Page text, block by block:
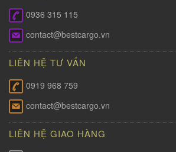
0936 315 115
contact@bestcargo.vn
LIÊN HỆ TƯ VẤN
0919 968 759
contact@bestcargo.vn
LIÊN HỆ GIAO HÀNG